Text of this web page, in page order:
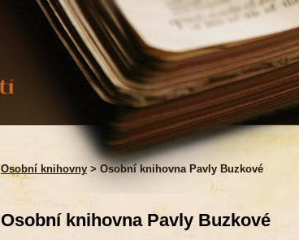
Osobní knihovny > Osobní knihovna Pavly Buzkové
Osobní knihovna Pavly Buzkové